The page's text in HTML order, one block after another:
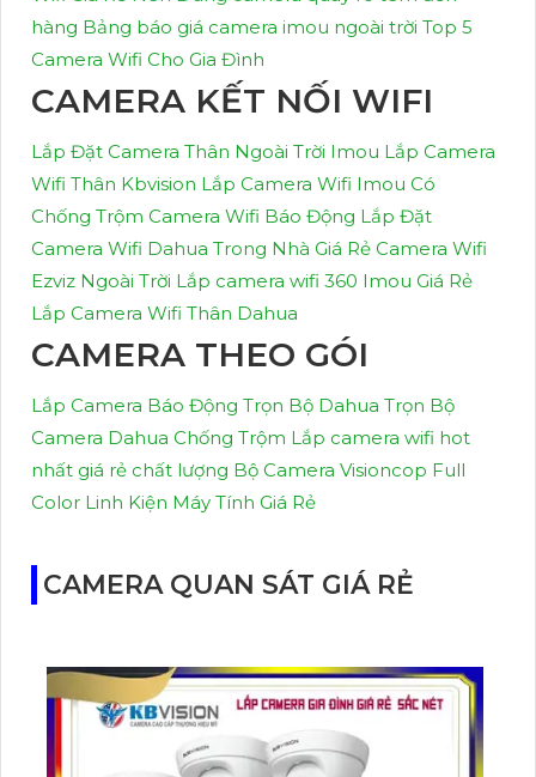
hàng Bảng báo giá camera imou ngoài trời Top 5
Camera Wifi Cho Gia Đình
CAMERA KẾT NỐI WIFI
Lắp Đặt Camera Thân Ngoài Trời Imou Lắp Camera
Wifi Thân Kbvision Lắp Camera Wifi Imou Có
Chống Trộm Camera Wifi Báo Động Lắp Đặt
Camera Wifi Dahua Trong Nhà Giá Rẻ Camera Wifi
Ezviz Ngoài Trời Lắp camera wifi 360 Imou Giá Rẻ
Lắp Camera Wifi Thân Dahua
CAMERA THEO GÓI
Lắp Camera Báo Động Trọn Bộ Dahua Trọn Bộ
Camera Dahua Chống Trộm Lắp camera wifi hot
nhất giá rẻ chất lượng Bộ Camera Visioncop Full
Color Linh Kiện Máy Tính Giá Rẻ
CAMERA QUAN SÁT GIÁ RẺ